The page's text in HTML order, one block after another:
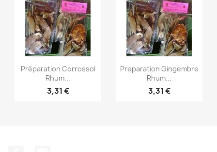
Aperçu rapide
Préparation Corrossol
Rhum...
3,31 €
Aperçu rapide
Preparation Gingembre
Rhum...
3,31 €